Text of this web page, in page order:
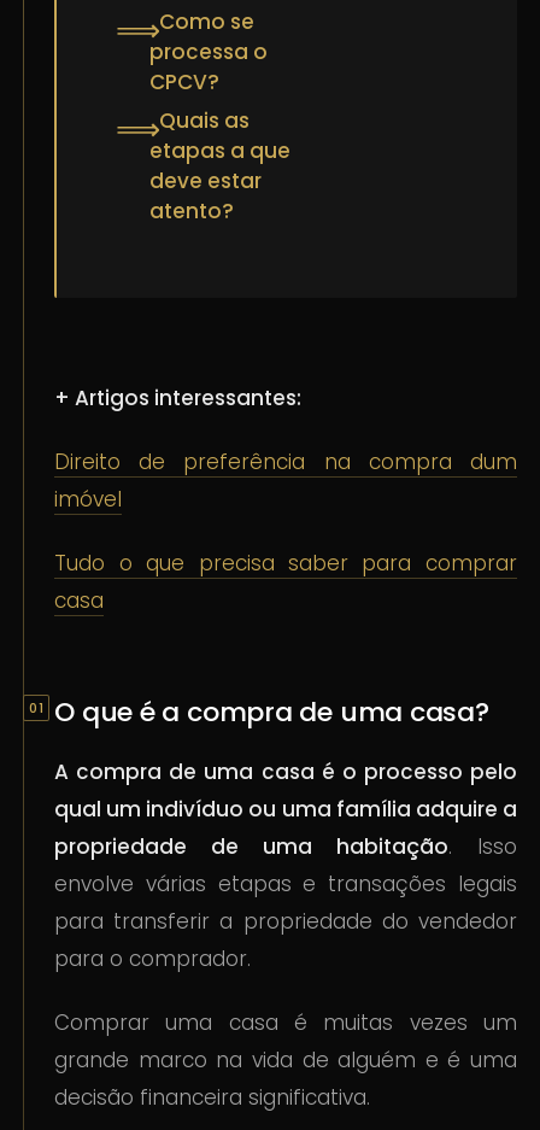
⟹Como se
processa o
CPCV?
⟹Quais as
etapas a que
deve estar
atento?
+ Artigos interessantes:
Direito de preferência na compra dum
imóvel
Tudo o que precisa saber para comprar
casa
O que é a compra de uma casa?
A compra de uma casa é o processo pelo
qual um indivíduo ou uma família adquire a
propriedade de uma habitação. Isso
envolve várias etapas e transações legais
para transferir a propriedade do vendedor
para o comprador.
Comprar uma casa é muitas vezes um
grande marco na vida de alguém e é uma
decisão financeira significativa.